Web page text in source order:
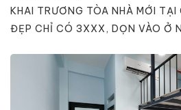
KHAI TRƯƠNG TÒA NHÀ MỚI
ĐẸP CHỈ CÓ 3XXX, DỌN VÀO Ở